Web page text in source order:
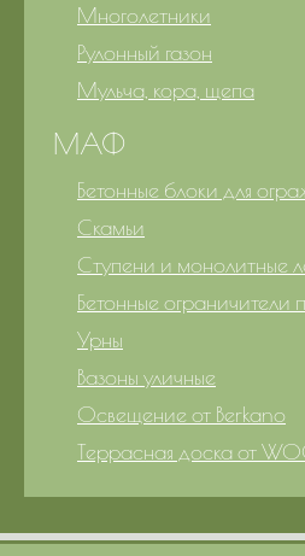
Многолетники
Рулонный газон
Мульча, кора, щепа
МАФ
Бетонные блоки для
Скамьи
Ступени и монолитные
Бетонные ограничители
Урны
Вазоны уличные
Освещение от Berkano
Террасная доска от